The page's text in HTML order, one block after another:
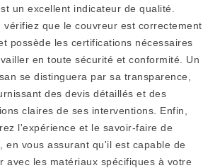
un excellent indicateur de qualité.
vérifiez que le couvreur est correctement
possède les certifications nécessaires
en toute sécurité et conformité. Un
se distinguera par sa transparence,
des devis détaillés et des
claires de ses interventions. Enfin,
l'expérience et le savoir-faire de
en vous assurant qu'il est capable de
avec les matériaux spécifiques à votre